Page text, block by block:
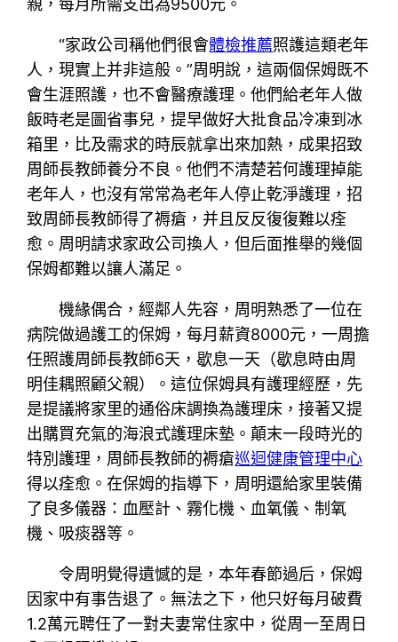
親，每月所需支出為9500元。
“家政公司稱他們很會體檢推薦照護這類老年
人，現實上并非這般。”周明說，這兩個保姆既不
會生涯照護，也不會醫療護理。他們給老年人做
飯時老是圖省事兒，提早做好大批食品冷凍到冰
箱里，比及需求的時辰就拿出來加熱，成果招致
周師長教師養分不良。他們不清楚若何護理掉能
老年人，也沒有常常為老年人停止乾淨護理，招
致周師長教師得了褥瘡，并且反反復復難以痊
愈。周明請求家政公司換人，但后面推舉的幾個
保姆都難以讓人滿足。
機緣偶合，經鄰人先容，周明熟悉了一位在
病院做過護工的保姆，每月薪資8000元，一周擔
任照護周師長教師6天，歇息一天（歇息時由周
明佳耦照顧父親）。這位保姆具有護理經歷，先
是提議將家里的通俗床調換為護理床，接著又提
出購買充氣的海浪式護理床墊。顛末一段時光的
特別護理，周師長教師的褥瘡巡迴健康管理中心
得以痊愈。在保姆的指導下，周明還給家里裝備
了良多儀器：血壓計、霧化機、血氧儀、制氧
機、吸痰器等。
令周明覺得遺憾的是，本年春節過后，保姆
因家中有事告退了。無法之下，他只好每月破費
1.2萬元聘任了一對夫妻常住家中，從周一至周日